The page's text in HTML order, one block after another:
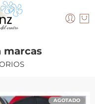
marcas
AGOTADO